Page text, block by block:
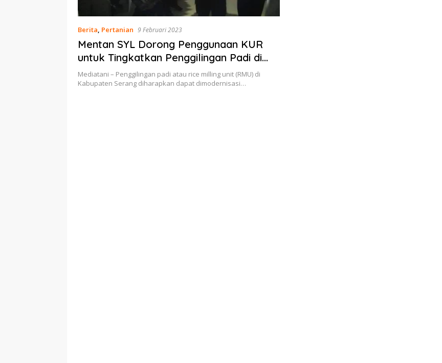
Berita, Pertanian 9 Februari 2023
Mentan SYL Dorong Penggunaan KUR
untuk Tingkatkan Penggilingan Padi di
Serang
Mediatani – Penggilingan padi atau rice milling unit (RMU) di
Kabupaten Serang diharapkan dapat dimodernisasi…